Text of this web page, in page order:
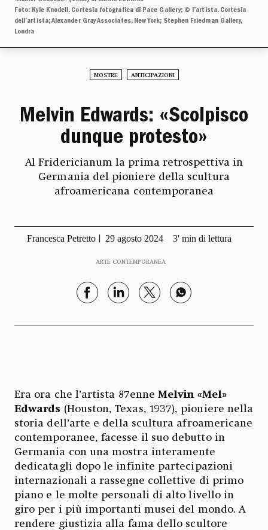
Foto: Kyle Knodell. Cortesia fotografica di Pace Gallery; © l’artista. Cortesia
dell’artista; Alexander Gray Associates, New York; Stephen Friedman Gallery,
Londra
MOSTRE ANTICIPAZIONI
Melvin Edwards: «Scolpisco
dunque protesto»
Al Fridericianum la prima retrospettiva in
Germania del pioniere della scultura
afroamericana contemporanea
Francesca Petretto 29 agosto 2024 3' min di lettura
ARTE CONTEMPORANEA
Era ora che l’artista 87enneMelvin «Mel»
Edwards (Houston, Texas, 1937), pioniere nella
storia dell’arte e della scultura afroamericane
contemporanee, facesse il suo debutto in
Germania con una mostra interamente
dedicatagli dopo le infinite partecipazioni
internazionali a rassegne collettive di primo
piano e le molte personali di alto livello in
giro per i più importanti musei del mondo. A
rendere giustizia alla fama dello scultore